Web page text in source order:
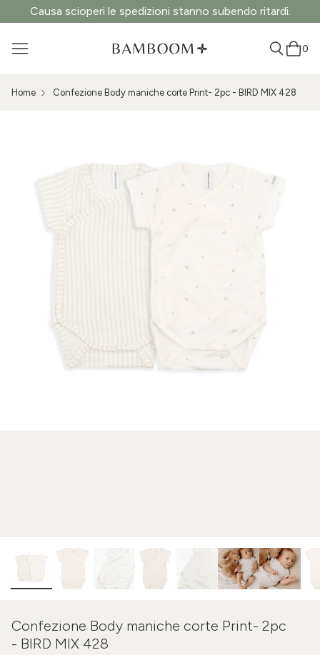
Causa scioperi le spedizioni stanno subendo ritardi.
0
Home Confezione Body maniche corte Print- 2pc - BIRD MIX 428
Confezione Body maniche corte Print- 2pc
- BIRD MIX 428